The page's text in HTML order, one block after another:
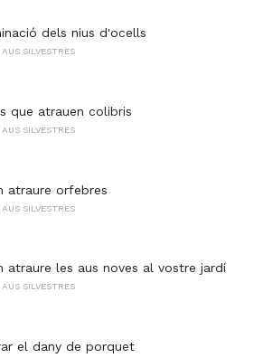
dels nius d'ocells
SILVESTRES
que atrauen colibris
SILVESTRES
atraure orfebres
SILVESTRES
atraure les aus noves al vostre jardí
SILVESTRES
el dany de porquet